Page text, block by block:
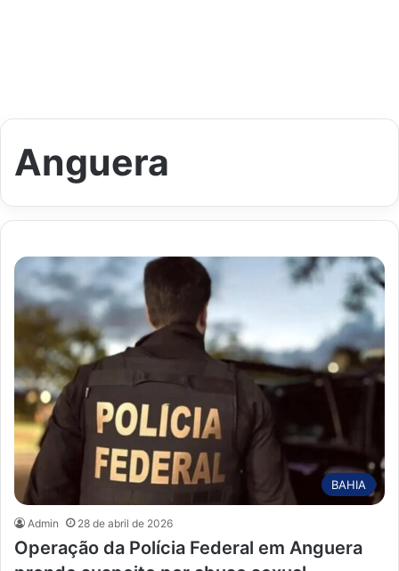
Anguera
BAHIA
Admin 28 de abril de 2026
Operação da Polícia Federal em Anguera